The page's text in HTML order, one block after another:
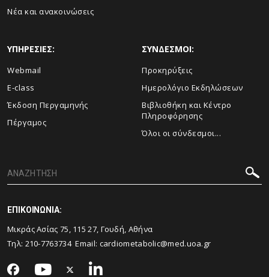
Νέα και ανακοινώσεις
ΥΠΗΡΕΣΙΕΣ:
Webmail
E-class
Έκδοση Περγαμηνής
Πέργαμος
ΣΥΝΔΕΣΜΟΙ:
Προκηρύξεις
Ημερολόγιο Εκδηλώσεων
Βιβλιοθήκη και Κέντρο
Πληροφόρησης
Όλοι οι σύνδεσμοι...
ΕΠΙΚΟΙΝΩΝΙΑ:
Μικράς Ασίας 75, 115 27, Γουδή, Αθήνα
Τηλ: 210-7763734 Email: cardiometabolic@med.uoa.gr